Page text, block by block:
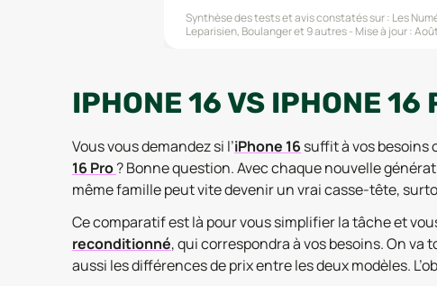
Synthèse des tests et avis constatés sur : Les
Leparisien, Boulangeret 9 autres Mise à jour :
IPHONE 16 VS IPHONE
Vous vous demandez si l’iPhone 16 suffit à vos besoins
16 Pro? Bonne question. Avec chaque nouvelle
même famille peut vite devenir un vrai casse-tête,
Ce comparatif est là pour vous simplifier la tâche et
reconditionné, qui correspondra à vos besoins. On
aussi les différences de prix entre les deux modèles.